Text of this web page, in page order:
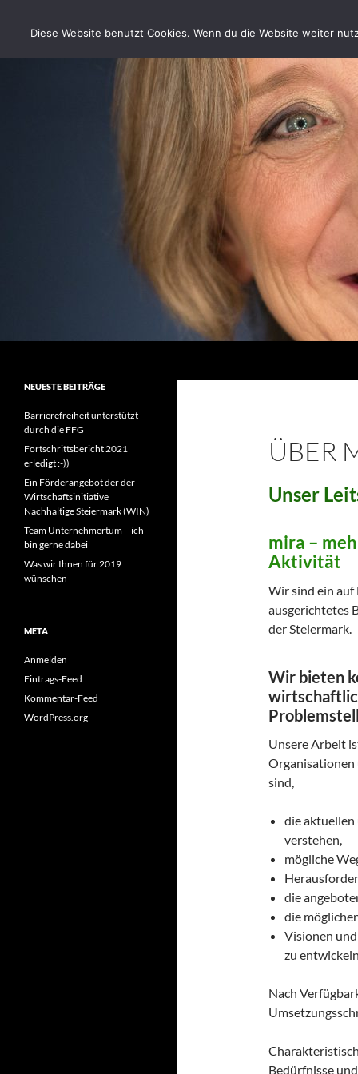
Inhalt
ÜBER
Unser
mira –
Aktivität
Wir sind ein
ausgerichtetes
der Steiermark.
Wir bieten
Unsere Arbeit
Organisationen
sind,
die aktuellen
verstehen,
mögliche
die
die
Visionen
zu entwickeln
Nach
Bedürfnisse
mehr interaktive, respektvolle
NEUESTE BEITRÄGE
Barrierefreiheit unterstützt
durch die FFG
Fortschrittsbericht 2021
erledigt :-))
Ein Förderangebot der der
Wirtschaftsinitiative
Nachhaltige Steiermark (WIN)
Team Unternehmertum – ich
bin gerne dabei
Was wir Ihnen für 2019
wünschen
META
Anmelden
Eintrags-Feed
Kommentar-Feed
WordPress.org
Diese Website benutzt Cookies. Wenn du die Website weiter